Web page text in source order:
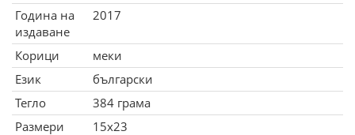
Година на
издаване
2017
Корици
меки
Език
български
Тегло
384 грама
Размери
15x23